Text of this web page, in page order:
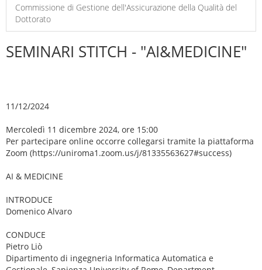
Commissione di Gestione dell'Assicurazione della Qualità del
Dottorato
SEMINARI STITCH - "AI&MEDICINE"
11/12/2024
Mercoledì 11 dicembre 2024, ore 15:00
Per partecipare online occorre collegarsi tramite la piattaforma
Zoom (https://uniroma1.zoom.us/j/81335563627#success)
AI & MEDICINE
INTRODUCE
Domenico Alvaro
CONDUCE
Pietro Liò
Dipartimento di ingegneria Informatica Automatica e